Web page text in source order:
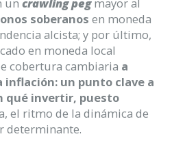
un crawling pegmayor al
soberanos en moneda
alcista; y por último,
en moneda local
cobertura cambiaria a
un punto clave a
qué invertir, puesto
el ritmo de la dinámica de
determinante.